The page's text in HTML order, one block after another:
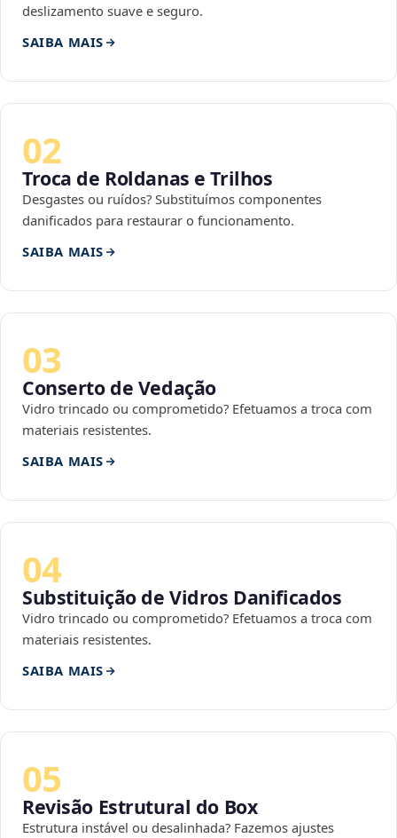
deslizamento suave e seguro.
SAIBA MAIS
02
Troca de Roldanas e Trilhos
Desgastes ou ruídos? Substituímos componentes
danificados para restaurar o funcionamento.
SAIBA MAIS
03
Conserto de Vedação
Vidro trincado ou comprometido? Efetuamos a troca com
materiais resistentes.
SAIBA MAIS
04
Substituição de Vidros Danificados
Vidro trincado ou comprometido? Efetuamos a troca com
materiais resistentes.
SAIBA MAIS
05
Revisão Estrutural do Box
Estrutura instável ou desalinhada? Fazemos ajustes